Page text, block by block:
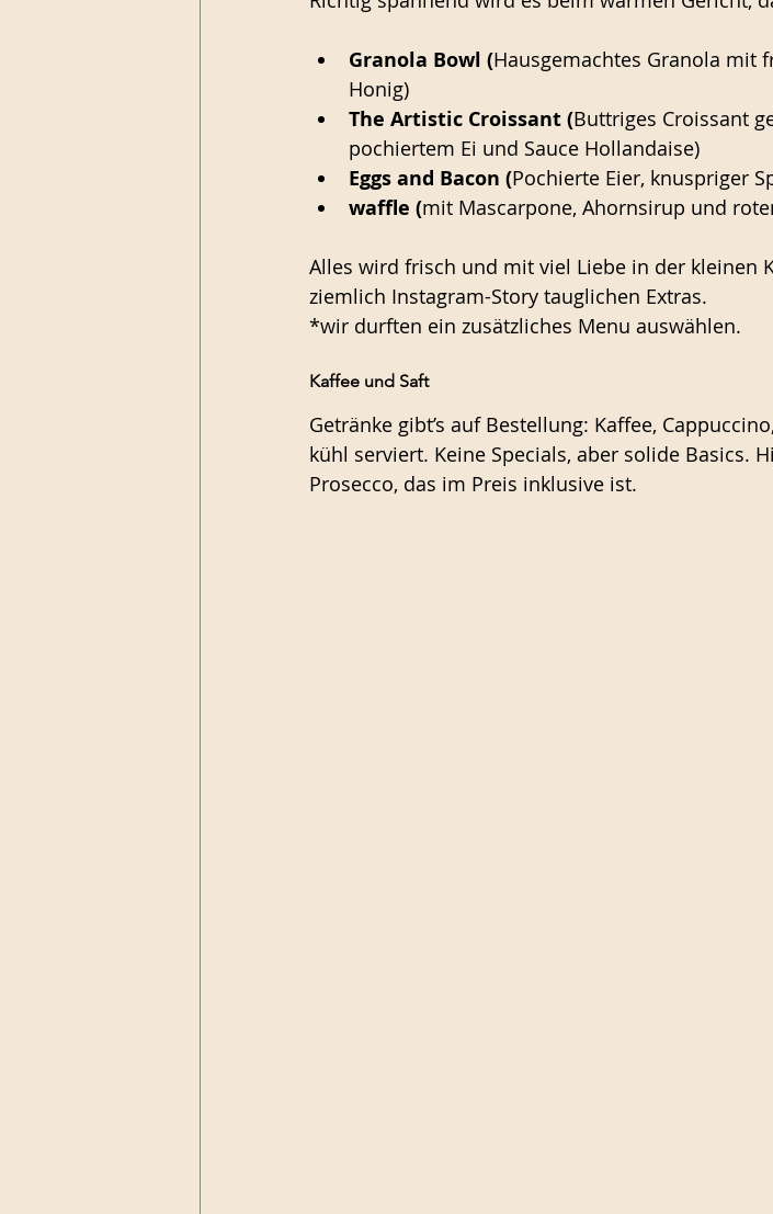
Granola Bowl (Hausgemachtes Granola mit
Honig)
The Artistic Croissant (Buttriges Croissant
pochiertem Ei und Sauce Hollandaise)
Eggs and Bacon (Pochierte Eier, knuspriger
waffle (mit Mascarpone, Ahornsirup und
Alles wird frisch und mit viel Liebe in der kleinen
ziemlich Instagram-Story tauglichen Extras.
*wir durften ein zusätzliches Menu auswählen.
Kaffee und Saft
Getränke gibt’s auf Bestellung: Kaffee,
kühl serviert. Keine Specials, aber solide Basics.
Prosecco, das im Preis inklusive ist.